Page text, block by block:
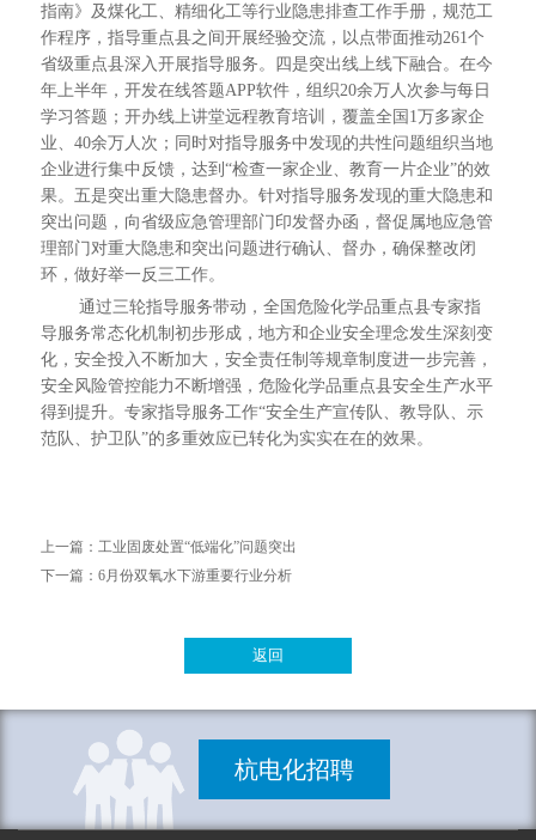
指南》及煤化工、精细化工等行业隐患排查工作手册，规范工
作程序，指导重点县之间开展经验交流，以点带面推动261个
省级重点县深入开展指导服务。四是突出线上线下融合。在今
年上半年，开发在线答题APP软件，组织20余万人次参与每日
学习答题；开办线上讲堂远程教育培训，覆盖全国1万多家企
业、40余万人次；同时对指导服务中发现的共性问题组织当地
企业进行集中反馈，达到“检查一家企业、教育一片企业”的效
果。五是突出重大隐患督办。针对指导服务发现的重大隐患和
突出问题，向省级应急管理部门印发督办函，督促属地应急管
理部门对重大隐患和突出问题进行确认、督办，确保整改闭
环，做好举一反三工作。
通过三轮指导服务带动，全国危险化学品重点县专家指
导服务常态化机制初步形成，地方和企业安全理念发生深刻变
化，安全投入不断加大，安全责任制等规章制度进一步完善，
安全风险管控能力不断增强，危险化学品重点县安全生产水平
得到提升。专家指导服务工作“安全生产宣传队、教导队、示
范队、护卫队”的多重效应已转化为实实在在的效果。
上一篇： 工业固废处置“低端化”问题突出
下一篇： 6月份双氧水下游重要行业分析
返回
杭电化招聘